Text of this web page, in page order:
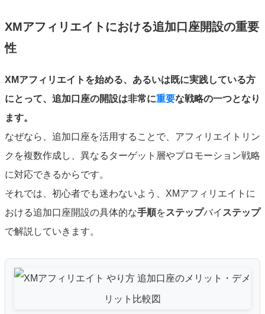
XMアフィリエイトにおける追加口座開設の重要
性
XMアフィリエイトを始める、あるいは既に実践している方
にとって、追加口座の開設は非常に重要な戦略の一つとなり
ます。
なぜなら、追加口座を活用することで、アフィリエイトリン
クを複数作成し、異なるターゲット層やプロモーション戦略
に対応できるからです。
それでは、初心者でも迷わないよう、XMアフィリエイトに
おける追加口座開設の具体的な手順をステップバイ ステップ
で解説していきます。